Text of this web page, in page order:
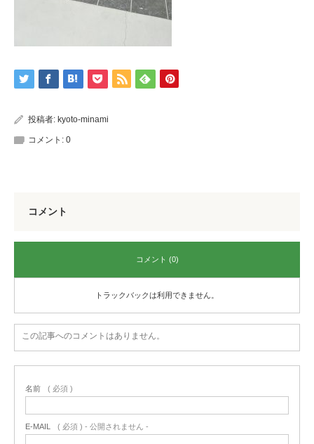
投稿者: kyoto-minami
コメント: 0
コメント
コメント (0)
トラックバックは利用できません。
この記事へのコメントはありません。
名前 ( 必須 )
E-MAIL ( 必須 ) - 公開されません -